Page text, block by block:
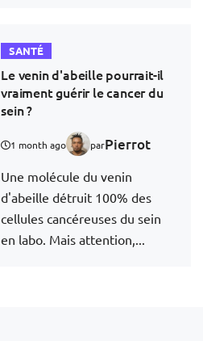
SANTÉ
Le venin d'abeille pourrait-il
vraiment guérir le cancer du
sein ?
1 month ago parPierrot
Une molécule du venin
d'abeille détruit 100% des
cellules cancéreuses du sein
en labo. Mais attention,...